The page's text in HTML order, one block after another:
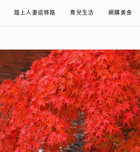
踏上人妻這條路 育兒生活 網購美食